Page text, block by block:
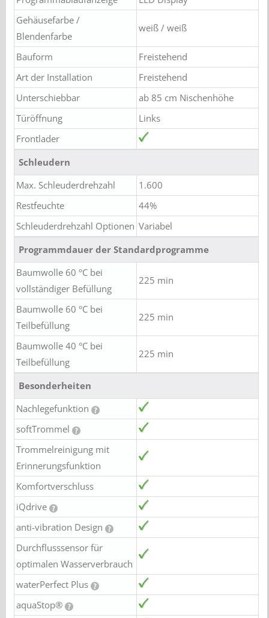
Gehäusefarbe /
Blendenfarbe
weiß / weiß
Bauform
Freistehend
Art der Installation
Freistehend
Unterschiebbar
ab 85 cm Nischenhöhe
Türöffnung
Links
Frontlader
Schleudern
Max. Schleuderdrehzahl
1.600
Restfeuchte
44%
Schleuderdrehzahl Optionen Variabel
Programmdauer der Standardprogramme
Baumwolle 60 °C bei
vollständiger Befüllung
225 min
Baumwolle 60 °C bei
Teilbefüllung
225 min
Baumwolle 40 °C bei
Teilbefüllung
225 min
Besonderheiten
Nachlegefunktion
softTrommel
Trommelreinigung mit
Erinnerungsfunktion
Komfortverschluss
iQdrive
anti-vibration Design
Durchflusssensor für
optimalen Wasserverbrauch
waterPerfect Plus
aquaStop®